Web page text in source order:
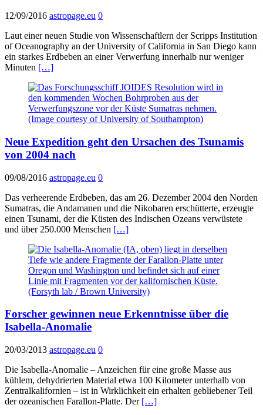
12/09/2016 astropage.eu 0
Laut einer neuen Studie von Wissenschaftlern der Scripps Institution
of Oceanography an der University of California in San Diego kann
ein starkes Erdbeben an einer Verwerfung innerhalb nur weniger
Minuten […]
Neue Expedition geht den Ursachen des Tsunamis
von 2004 nach
09/08/2016 astropage.eu 0
Das verheerende Erdbeben, das am 26. Dezember 2004 den Norden
Sumatras, die Andamanen und die Nikobaren erschütterte, erzeugte
einen Tsunami, der die Küsten des Indischen Ozeans verwüstete
und über 250.000 Menschen […]
Forscher gewinnen neue Erkenntnisse über die
Isabella-Anomalie
20/03/2013 astropage.eu 0
Die Isabella-Anomalie – Anzeichen für eine große Masse aus
kühlem, dehydrierten Material etwa 100 Kilometer unterhalb von
Zentralkalifornien – ist in Wirklichkeit ein erhalten gebliebener Teil
der ozeanischen Farallon-Platte. Der […]